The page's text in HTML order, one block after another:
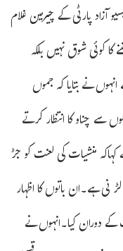
آزاد پارٹی کے چیرمین غلام
کا کوئی شوق نہیں بلکہ
نے بتایا کہ جموں
سے چناو کا انتظار کرتے
منشیات کی لعنت کو جڑ
ہے۔ان باتوں کا اظہار
دوران کیا۔انہوں نے